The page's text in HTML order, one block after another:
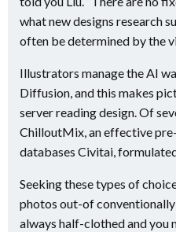
what new designs research
often be determined by the
Illustrators manage the AI
Diffusion, and this makes
server reading design. Of
ChilloutMix, an effective
databases Civitai,
Seeking these types of
photos out-of conventionally
always half-clothed and you